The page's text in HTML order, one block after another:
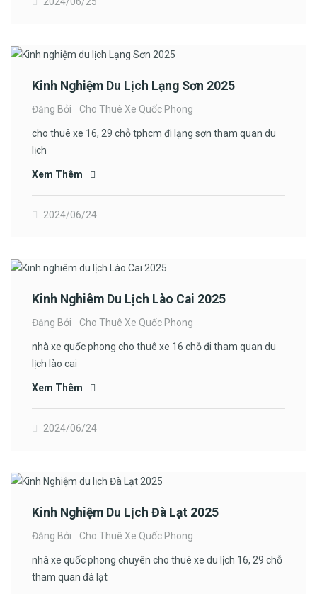
Kinh Nghiệm Du Lịch Lạng Sơn 2025
Đăng Bởi Cho Thuê Xe Quốc Phong
cho thuê xe 16, 29 chỗ tphcm đi lạng sơn tham quan du
lịch
Xem Thêm
2024/06/24
Kinh Nghiêm Du Lịch Lào Cai 2025
Đăng Bởi Cho Thuê Xe Quốc Phong
nhà xe quốc phong cho thuê xe 16 chỗ đi tham quan du
lịch lào cai
Xem Thêm
2024/06/24
Kinh Nghiệm Du Lịch Đà Lạt 2025
Đăng Bởi Cho Thuê Xe Quốc Phong
nhà xe quốc phong chuyên cho thuê xe du lịch 16, 29 chỗ
tham quan đà lạt